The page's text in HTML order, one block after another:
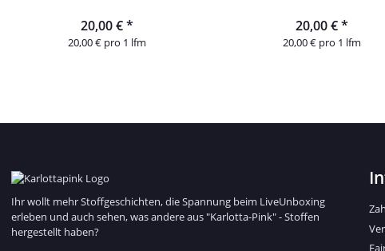
20,00 €*
20,00 € pro 1 lfm
20,00 €*
20,00 € pro 1 lfm
Ihr wollt mehr Stoffgeschichten, die Spannung beim LiveUnboxing
erleben und auch sehen, was andere aus "Karlotta-Pink" - Stoffen
hergestellt haben?